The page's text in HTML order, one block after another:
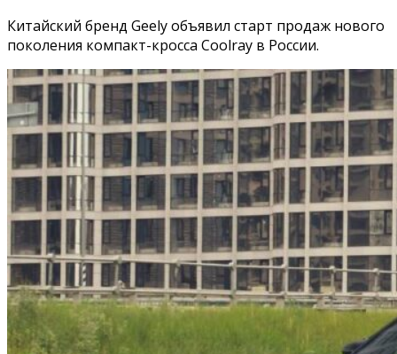
Китайский бренд Geely объявил старт продаж нового
поколения компакт-кросса Coolray в России.